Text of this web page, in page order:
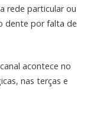
rede particular ou
dente por falta de
acontece no
nas terças e